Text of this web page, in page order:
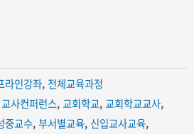
라인강좌, 전체교육과정
교사컨퍼런스,교회학교,교회학교교사,
중교수,부서별교육, 신입교사교육,